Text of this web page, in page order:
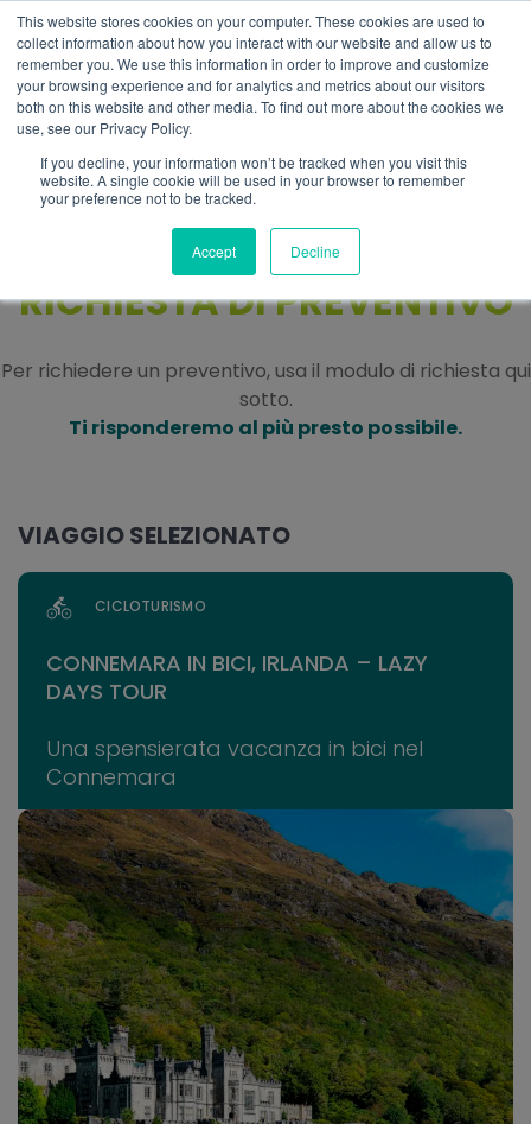
This website stores cookies on your computer. These cookies are used to
collect information about how you interact with our website and allow us to
remember you. We use this information in order to improve and customize
your browsing experience and for analytics and metrics about our visitors
both on this website and other media. To find out more about the cookies we
use, see our Privacy Policy.
If you decline, your information won’t be tracked when you visit this
website. A single cookie will be used in your browser to remember
your preference not to be tracked.
Accept Decline
IT
RICHIESTA DI PREVENTIVO
Per richiedere un preventivo, usa il modulo di richiesta qui
sotto.
Ti risponderemo al più presto possibile.
VIAGGIO SELEZIONATO
CICLOTURISMO
CONNEMARA IN BICI, IRLANDA – LAZY
DAYS TOUR
Una spensierata vacanza in bici nel
Connemara